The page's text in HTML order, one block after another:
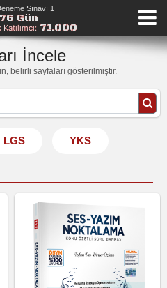
Sınavı 1
76 Gün
Katılımcı: 71.000
İncele
belirli sayfaları gösterilmiştir.
LGS YKS